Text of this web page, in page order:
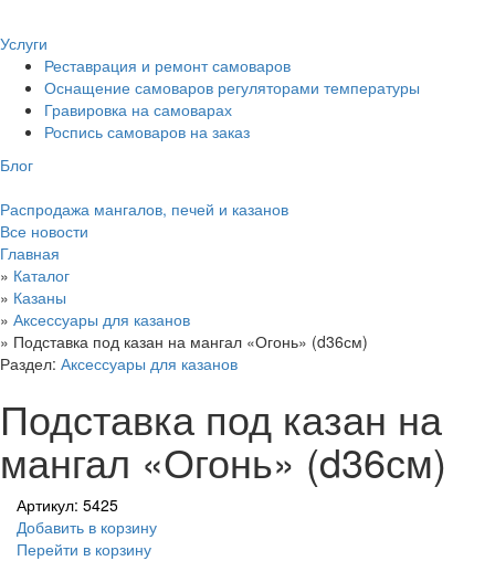
Услуги
Реставрация и ремонт самоваров
Оснащение самоваров регуляторами температуры
Гравировка на самоварах
Роспись самоваров на заказ
Блог
Распродажа мангалов, печей и казанов
Все новости
Главная
» Каталог
» Казаны
» Аксессуары для казанов
» Подставка под казан на мангал «Огонь» (d36см)
Раздел: Аксессуары для казанов
Подставка под казан на
мангал «Огонь» (d36см)
Артикул: 5425
Добавить в корзину
Перейти в корзину